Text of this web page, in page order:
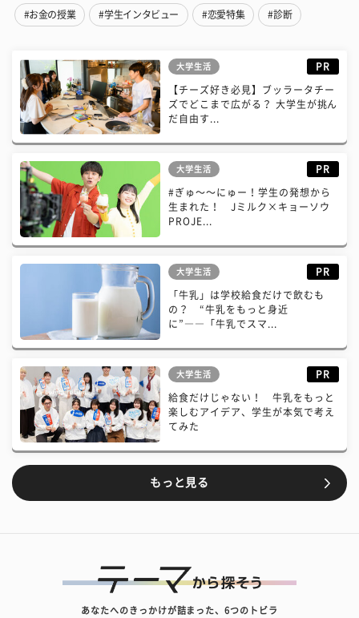
#お金の授業 #学生インタビュー #恋愛特集 #診断
大学生活 PR
【チーズ好き必見】ブッラータチー
ズでどこまで広がる？ 大学生が挑ん
だ自由す...
大学生活 PR
#ぎゅ〜〜にゅー！学生の発想から
生まれた！ Jミルク×キョーソウ
PROJE...
大学生活 PR
「牛乳」は学校給食だけで飲むも
の？ “牛乳をもっと身近
に”――「牛乳でスマ...
大学生活 PR
給食だけじゃない！ 牛乳をもっと
楽しむアイデア、学生が本気で考え
てみた
もっと見る
あなたへのきっかけが詰まった、6つのトビラ